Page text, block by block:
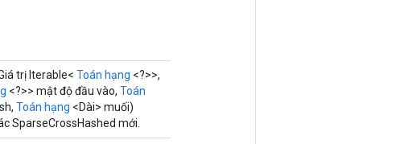
trị Iterable< Toán hạng <?>>,
<?>> mật độ đầu vào, Toán
Toán hạng <Dài> muối)
SparseCrossHashed mới.